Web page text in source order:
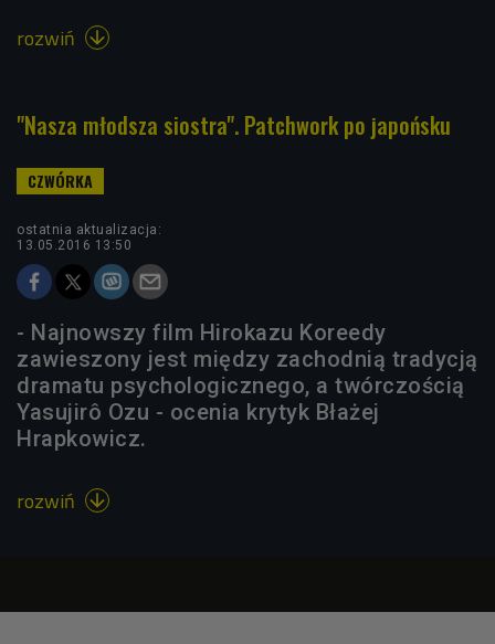
rozwiń 
"Nasza młodsza siostra". Patchwork po japońsku
ostatnia aktualizacja:
13.05.2016 13:50
- Najnowszy film Hirokazu Koreedy
zawieszony jest między zachodnią tradycją
dramatu psychologicznego, a twórczością
Yasujirô Ozu - ocenia krytyk Błażej
Hrapkowicz.
rozwiń 